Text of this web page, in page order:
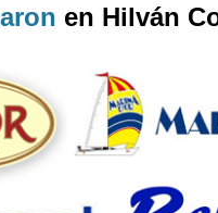
en Hilván